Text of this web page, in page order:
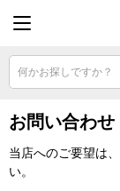
何かお探しですか？
お問い合わせ
当店へのご要望は
い。